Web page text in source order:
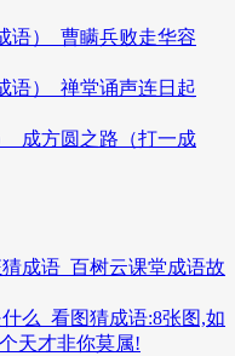
语）_曹瞒兵败走华容
语）_禅堂诵声连日起
_成方圆之路（打一成
成语_百树云课堂成语故
么_看图猜成语:8张图,如
天才非你莫属!